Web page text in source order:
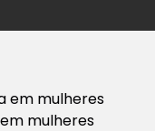
em mulheres
mulheres